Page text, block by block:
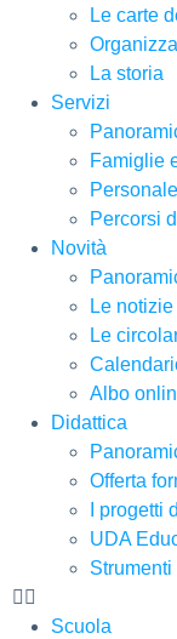
Le carte
La storia
Servizi
Famiglie
Percorsi
Novità
Le notizie
Le
Albo
Didattica
Offerta
I progetti
UDA
Strumenti
Scuola